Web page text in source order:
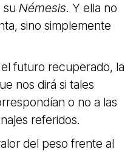
Némesis. Y ella no
sino simplemente
futuro recuperado, la
nos dirá si tales
o no a las
referidos.
del peso frente al